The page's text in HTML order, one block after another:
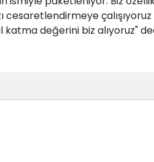
cesaretlendirmeye
katma değerini biz alıyoruz"